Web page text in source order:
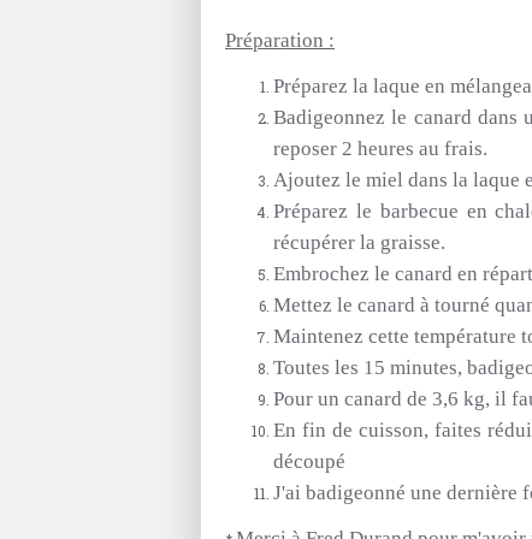
Préparation :
Préparez la laque en
Badigeonnez le canard
reposer 2 heures au frais.
Ajoutez le miel dans la laque
Préparez le barbecue en
récupérer la graisse.
Embrochez le canard en
Mettez le canard à tourné
Maintenez cette température
Toutes les 15 minutes,
Pour un canard de 3,6 kg, il
En fin de cuisson, faites
découpé
J'ai badigeonné une dernière